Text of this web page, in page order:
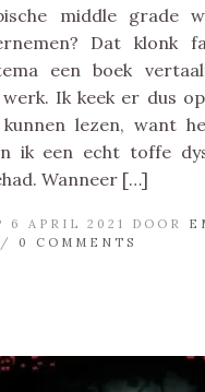
middle grade
Dat klonk
een boek
Ik keek er dus
lezen, want
ik een echt toffe
Wanneer […]
6 APRIL 2021 DOOR
/ 0 COMMENTS